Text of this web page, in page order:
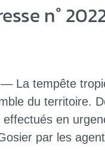
n°
La tempête
du territoire.
en
par les